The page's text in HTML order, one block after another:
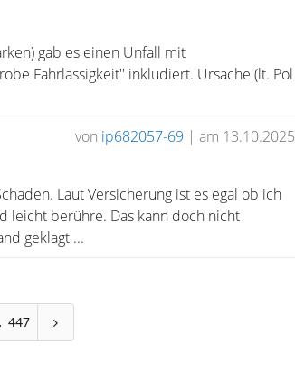
gab es einen Unfall mit
Fahrlässigkeit'' inkludiert. Ursache (lt. Pol
von ip682057-69 | am 13.10.2025
Laut Versicherung ist es egal ob ich
leicht berühre. Das kann doch nicht
geklagt ...
447